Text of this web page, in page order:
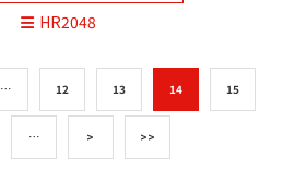
HR2048
… 12 13 14 15
… > >>